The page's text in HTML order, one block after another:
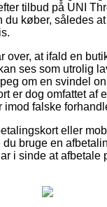
tilbud på UNI
du køber, således
over, at ifald en
ses som utrolig
om en svindel
er dog omfattet af
falske
eller
bruge en
i sinde at afbetale